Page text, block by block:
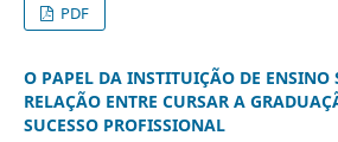
PDF
O PAPEL DA INSTITUIÇÃO DE ENSINO
RELAÇÃO ENTRE CURSAR A
SUCESSO PROFISSIONAL